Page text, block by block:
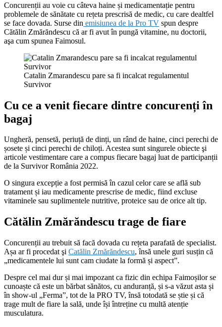
Concurenții au voie cu câteva haine și medicamentație pentru
problemele de sănătate cu rețeta prescrisă de medic, cu care dealtfel
se face dovada. Surse din emisiunea de la Pro TV spun despre
Cătălin Zmărăndescu că ar fi avut în pungă vitamine, nu doctorii,
aşa cum spunea Faimosul.
Catalin Zmarandescu pare sa fi incalcat regulamentul
Survivor
Cu ce a venit fiecare dintre concurenți în
bagaj
Ungheră, pensetă, periuță de dinți, un rând de haine, cinci perechi de
șosete și cinci perechi de chiloți. Acestea sunt singurele obiecte şi
articole vestimentare care a compus fiecare bagaj luat de participanții
de la Survivor România 2022.
O singura excepție a fost permisă în cazul celor care se află sub
tratament și iau medicamente prescrise de medic, fiind excluse
vitaminele sau suplimentele nutritive, proteice sau de orice alt tip.
Cătălin Zmărăndescu trage de fiare
Concurenții au trebuit să facă dovada cu rețeta parafată de specialist.
Așa ar fi procedat şi Catălin Zmărăndescu, însă unele guri susțin că
„medicamentele lui sunt cam ciudate la formă și aspect”.
Despre cel mai dur și mai impozant ca fizic din echipa Faimoșilor se
cunoaște că este un bărbat sănătos, cu anduranță, și s-a văzut asta și
în show-ul „Ferma”, tot de la PRO TV, însă totodată se știe și că
trage mult de fiare la sală, unde își întreține cu multă atenție
musculatura.